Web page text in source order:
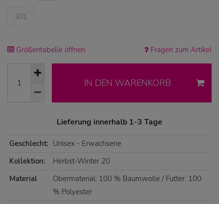
3XL
Größentabelle öffnen Fragen zum Artikel
IN DEN WARENKORB
Lieferung innerhalb 1-3 Tage
Geschlecht: Unisex - Erwachsene
Kollektion:
Herbst-Winter 20
Material
Obermaterial: 100 % Baumwolle / Futter: 100
% Polyester